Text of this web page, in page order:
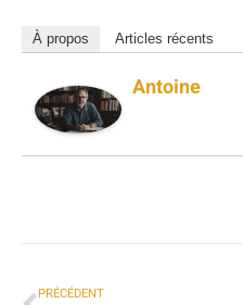
À propos Articles récents
Antoine
PRÉCÉDENT